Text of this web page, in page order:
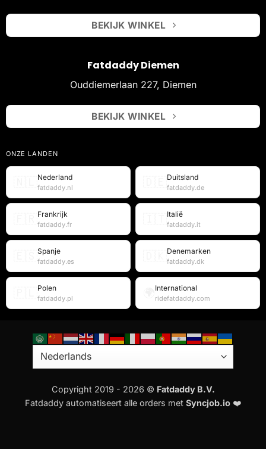
BEKIJK WINKEL
Fatdaddy Diemen
Ouddiemerlaan 227, Diemen
BEKIJK WINKEL
ONZE LANDEN
Nederland
fatdaddy.nl
Duitsland
fatdaddy.de
Frankrijk
fatdaddy.fr
Italië
fatdaddy.it
Spanje
fatdaddy.es
Denemarken
fatdaddy.dk
Polen
fatdaddy.pl
International
ridefatdaddy.com
Copyright 2019 - 2026 © Fatdaddy B.V.
Fatdaddy automatiseert alle orders met Syncjob.io ❤️